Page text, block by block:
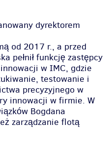
dyrektorem
od 2017 r., a przed
pełnił funkcję zastępcy
w IMC, gdzie
testowanie i
precyzyjnego w
innowacji w firmie. W
Bogdana
zarządzanie flotą